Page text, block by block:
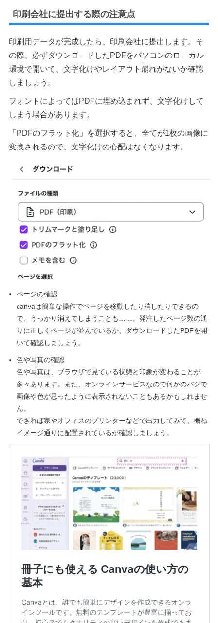
印刷会社に提出する際の注意点
印刷用データが完成したら、印刷会社に提出します。そ
の際、必ずダウンロードしたPDFをパソコンのローカル
環境で開いて、文字化けやレイアウト崩れがないか確認
しましょう。
フォントによってはPDFに埋め込まれず、文字化けして
しまう場合があります。
「PDFのフラット化」を選択すると、全てが1枚の画像に
変換されるので、文字化けの心配はなくなります。
ページの確認
canvaは簡単な操作でページを移動したり消したりできるの
で、うっかり消えてしまうことも……。発注したページ数の通
りに正しくページが並んでいるか、ダウンロードしたPDFを開
いて確認しましょう。
色や写真の確認
色や写真は、ブラウザで見ている状態と印象が変わることが
多々あります。また、オンラインサービスなので何かのバグで
画像や色が思ったように表示されないこともあるかもしれませ
ん。
できれば家やオフィスのプリンターなどで出力してみて、概ね
イメージ通りに配置されているか確認しましょう。